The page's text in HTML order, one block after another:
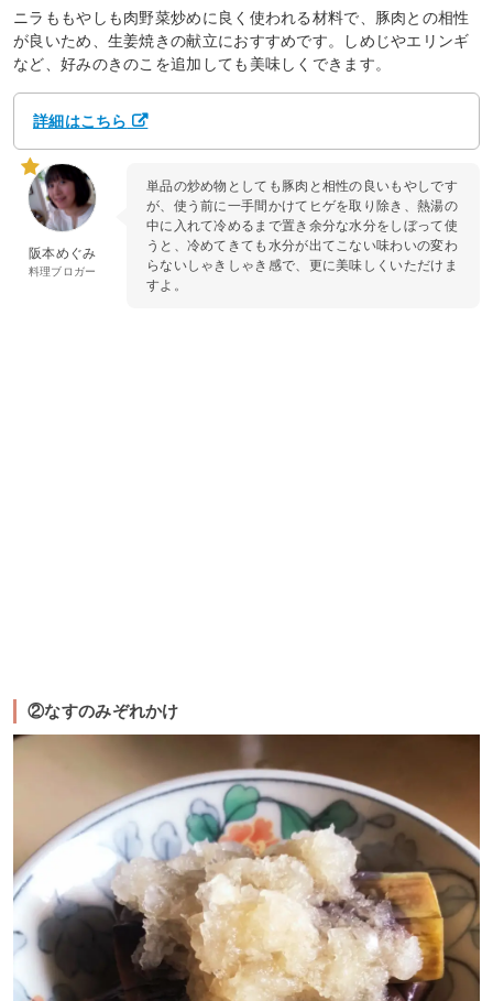
ニラももやしも肉野菜炒めに良く使われる材料で、豚肉との相性
が良いため、生姜焼きの献立におすすめです。しめじやエリンギ
など、好みのきのこを追加しても美味しくできます。
詳細はこちら
阪本めぐみ
料理ブロガー
単品の炒め物としても豚肉と相性の良いもやしです
が、使う前に一手間かけてヒゲを取り除き、熱湯の
中に入れて冷めるまで置き余分な水分をしぼって使
うと、冷めてきても水分が出てこない味わいの変わ
らないしゃきしゃき感で、更に美味しくいただけま
すよ。
②なすのみぞれかけ